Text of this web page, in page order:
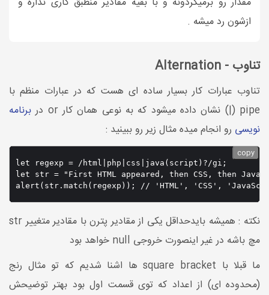
ازشون رد میشه .
تناوب - Alternation
تناوب عبارات کار بسیار ساده ای هست که در عبارات منظم با
pipe (|) نشان داده میشود که به نوعی همان کار or در
برنامه
نویسی رو انجام میده مثال زیر رو ببینید :
let regexp = /html|php|css|java(script)?/gi;
let str = "First HTML appeared, then CSS, then
alert(str.match(regexp)); // 'HTML', 'CSS',
copy
نکته : همیشه بایدحداقل یکی از مقادیر پترن با مقادیر متغییر str
مچ باشه در غیر اینصورت خروجی null خواهد بود
ما قبلا با square bracket ها اشنا شدیم که تو مثال رنج
(محدوده ای) از اعداد که توی قسمت اول بود بهتر توضیحش